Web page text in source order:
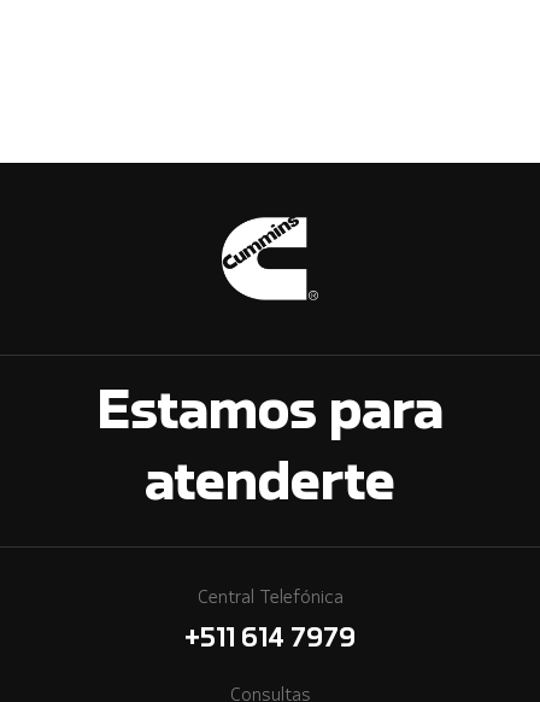
Estamos para
atenderte
Central Telefónica
+511 614 7979
Consultas